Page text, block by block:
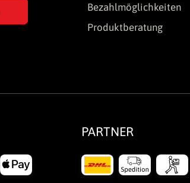
Bezahlmöglichkeiten
Produktberatung
PARTNER